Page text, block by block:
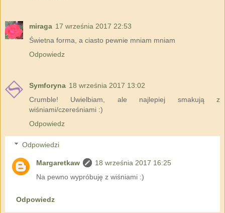
miraga 17 września 2017 22:53
Świetna forma, a ciasto pewnie mniam mniam
Odpowiedz
Symforyna 18 września 2017 13:02
Crumble! Uwielbiam, ale najlepiej smakują z
wiśniami/czereśniami :)
Odpowiedz
Odpowiedzi
Margaretkaw
18 września 2017 16:25
Na pewno wypróbuję z wiśniami :)
Odpowiedz